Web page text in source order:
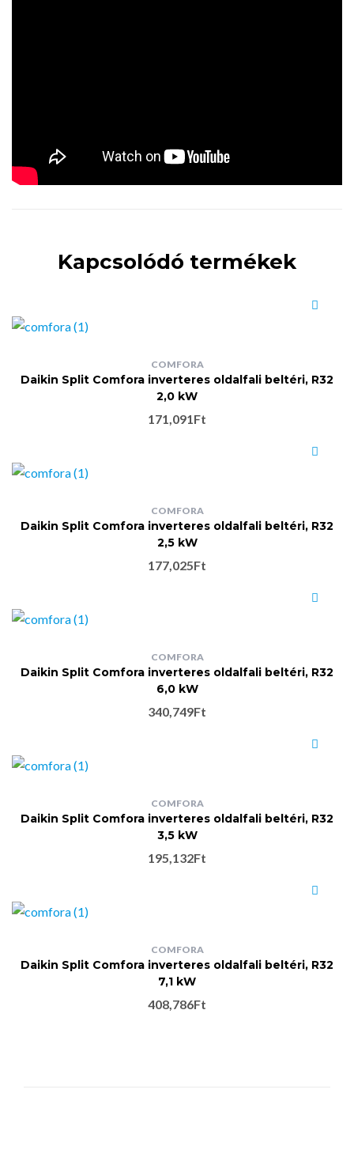
Kapcsolódó termékek
COMFORA
Daikin Split Comfora inverteres oldalfali beltéri, R32
2,0 kW
171,091Ft
COMFORA
Daikin Split Comfora inverteres oldalfali beltéri, R32
2,5 kW
177,025Ft
COMFORA
Daikin Split Comfora inverteres oldalfali beltéri, R32
6,0 kW
340,749Ft
COMFORA
Daikin Split Comfora inverteres oldalfali beltéri, R32
3,5 kW
195,132Ft
COMFORA
Daikin Split Comfora inverteres oldalfali beltéri, R32
7,1 kW
408,786Ft